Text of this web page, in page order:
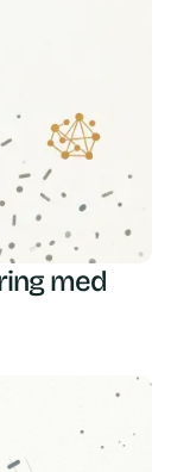
med